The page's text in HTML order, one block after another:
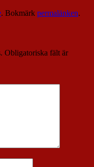
. Bokmärk permalänken.
Obligatoriska fält är